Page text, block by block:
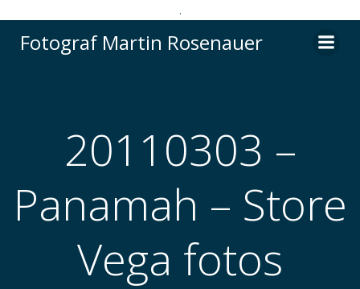
.
til
Fotograf Martin Rosenauer
20110303 –
Panamah – Store
Vega fotos